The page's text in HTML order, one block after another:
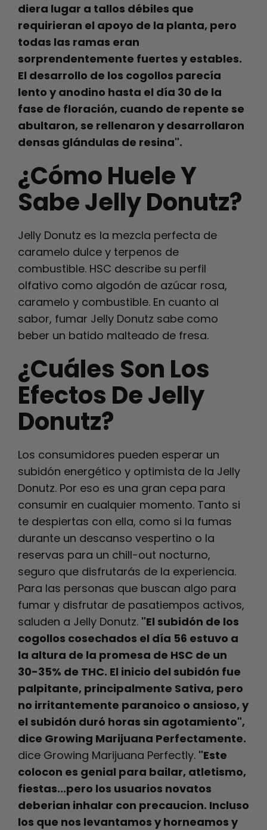
diera lugar a tallos débiles que
requirieran el apoyo de la planta, pero
todas las ramas eran
sorprendentemente fuertes y estables.
El desarrollo de los cogollos parecía
lento y anodino hasta el día 30 de la
fase de floración, cuando de repente se
abultaron, se rellenaron y desarrollaron
densas glándulas de resina".
¿Cómo Huele Y
Sabe Jelly Donutz?
Jelly Donutz es la mezcla perfecta de
caramelo dulce y terpenos de
combustible. HSC describe su perfil
olfativo como algodón de azúcar rosa,
caramelo y combustible. En cuanto al
sabor, fumar Jelly Donutz sabe como
beber un batido malteado de fresa.
¿Cuáles Son Los
Efectos De Jelly
Donutz?
Los consumidores pueden esperar un
subidón energético y optimista de la Jelly
Donutz. Por eso es una gran cepa para
consumir en cualquier momento. Tanto si
te despiertas con ella, como si la fumas
durante un descanso vespertino o la
reservas para un chill-out nocturno,
seguro que disfrutarás de la experiencia.
Para las personas que buscan algo para
fumar y disfrutar de pasatiempos activos,
saluden a Jelly Donutz. "El subidón de los
cogollos cosechados el día 56 estuvo a
la altura de la promesa de HSC de un
30-35% de THC. El inicio del subidón fue
palpitante, principalmente Sativa, pero
no irritantemente paranoico o ansioso, y
el subidón duró horas sin agotamiento",
dice Growing Marijuana Perfectamente.
dice Growing Marijuana Perfectly. "Este
colocon es genial para bailar, atletismo,
fiestas...pero los usuarios novatos
deberian inhalar con precaucion. Incluso
los que nos levantamos y horneamos y